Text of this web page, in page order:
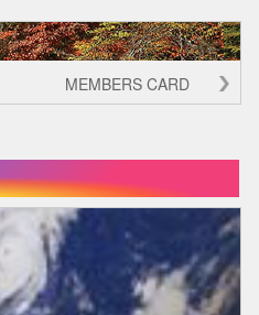
MEMBERS CARD